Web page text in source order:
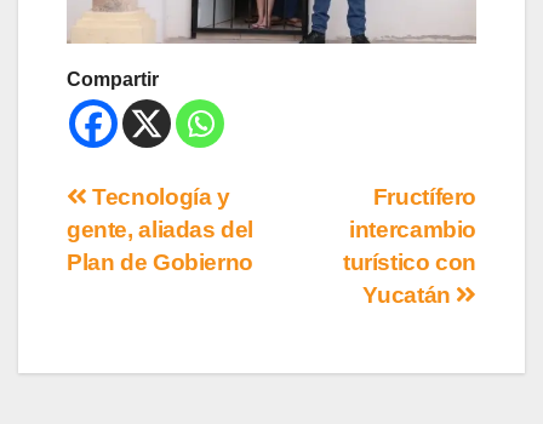
Compartir
Fructífero
intercambio
turístico con
Yucatán
Tecnología y
gente, aliadas del
Plan de Gobierno